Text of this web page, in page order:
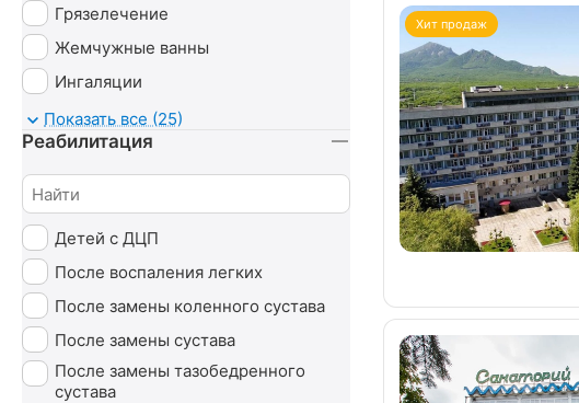
Хит продаж
Грязелечение
Жемчужные ванны
Ингаляции
Капельницы
Карбокситерапия
Массаж
Минеральные ванны
Нафталановые ванны
Озонотерапия
Пантовые ванны
Психотерапия
Показать все (25)
Реабилитация
Детей с ДЦП
После воспаления легких
После замены коленного сустава
После замены сустава
После замены тазобедренного
сустава